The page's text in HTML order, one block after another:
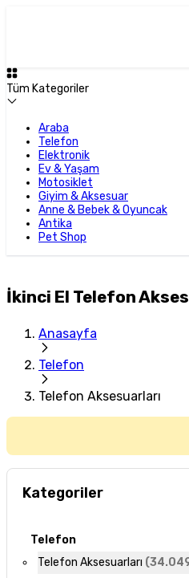
Tüm Kategoriler
Araba
Telefon
Elektronik
Ev & Yaşam
Motosiklet
Giyim & Aksesuar
Anne & Bebek & Oyuncak
Antika
Pet Shop
İkinci El Telefon
Anasayfa
Telefon
Telefon Aksesuarları
Kategoriler
Telefon
Telefon Aksesuarları (